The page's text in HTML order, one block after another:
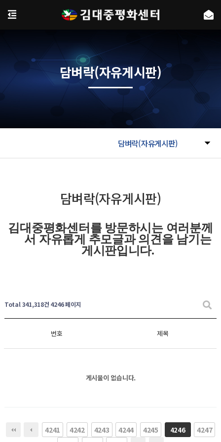
담벼락(자유게시판)
담벼락(자유게시판)
담벼락(자유게시판)
김대중평화센터를 방문하시는 여러분께
서 자유롭게 추모글과의견을 남기는
게시판입니다.
Total 341,318건 4246 페이지
번호 제목
게시물이 없습니다.
4241 4242 4243 4244 4245 4246
4247